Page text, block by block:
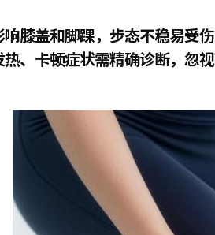
膝盖和脚踝，步态不稳易受伤
、卡顿症状需精确诊断，忽